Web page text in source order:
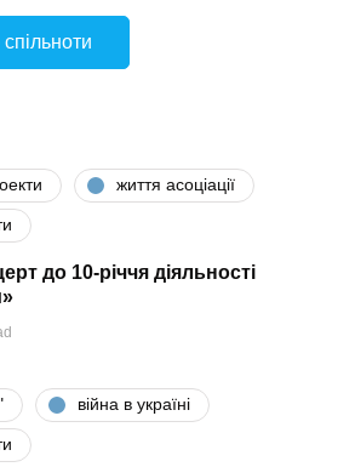
життя асоціації
до 10-річчя діяльності
війна в україні